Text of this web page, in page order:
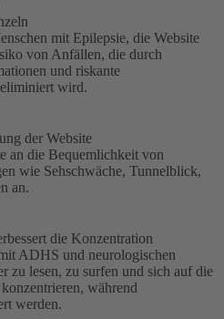
mit Epilepsie, die Website
von Anfällen, die durch
und riskante
wird.
der Website
an die Bequemlichkeit von
wie Sehschwäche, Tunnelblick,
an.
die Konzentration
ADHS und neurologischen
zu lesen, zu surfen und sich auf die
während
werden.